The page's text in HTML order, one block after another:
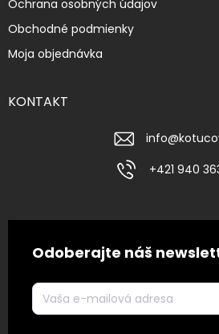
Ochrana osobných údajov
Obchodné podmienky
Moja objednávka
KONTAKT
info@
+421 940
Odoberajte náš